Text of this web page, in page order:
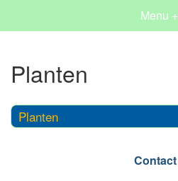
Menu +
Planten
Planten
Contact